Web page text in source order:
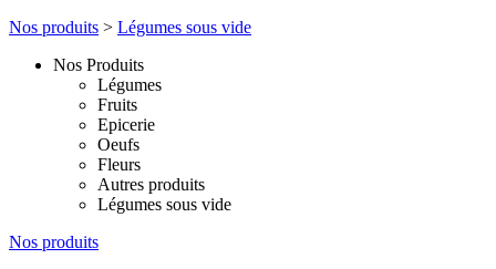
Nos produits > Légumes sous vide
Nos Produits
Légumes
Fruits
Epicerie
Oeufs
Fleurs
Autres produits
Légumes sous vide
Nos produits